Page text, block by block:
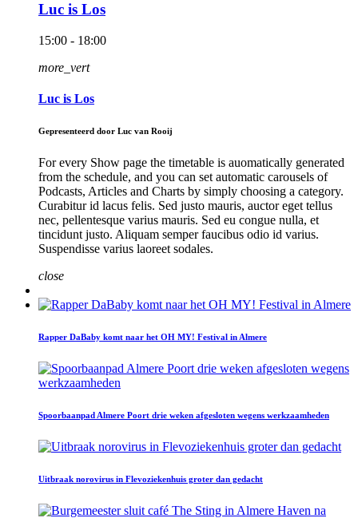
Luc is Los
15:00 - 18:00
more_vert
Luc is Los
Gepresenteerd door Luc van Rooij
For every Show page the timetable is auomatically generated
from the schedule, and you can set automatic carousels of
Podcasts, Articles and Charts by simply choosing a category.
Curabitur id lacus felis. Sed justo mauris, auctor eget tellus
nec, pellentesque varius mauris. Sed eu congue nulla, et
tincidunt justo. Aliquam semper faucibus odio id varius.
Suspendisse varius laoreet sodales.
close
Rapper DaBaby komt naar het OH MY! Festival in Almere
Spoorbaanpad Almere Poort drie weken afgesloten wegens werkzaamheden
Uitbraak norovirus in Flevoziekenhuis groter dan gedacht